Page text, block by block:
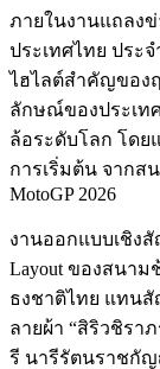
ภายในงานแถลง
ประเทศไทย ประ
ไฮไลต์สำคัญของ
ลักษณ์ของประเท
ล้อระดับโลก โดย
การเริ่มต้น จากส
MotoGP 2026
งานออกแบบเชิง
Layout ของสนาม
ธงชาติไทย แทน
ลายผ้า “สิริวชิรา
รี นารีรัตนราชกั